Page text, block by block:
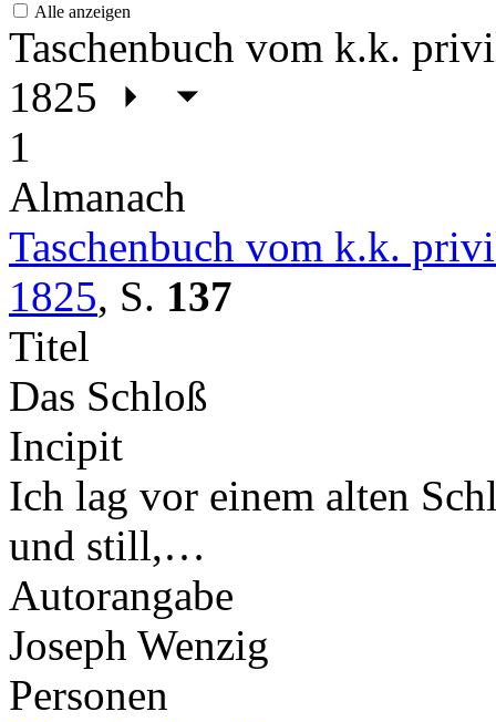
Alle anzeigen
Taschenbuch vom k.k.
1825
1
Almanach
Taschenbuch vom k.k.
1825, S. 137
Titel
Das Schloß
Incipit
Ich lag vor einem alten
und still,…
Autorangabe
Joseph Wenzig
Personen